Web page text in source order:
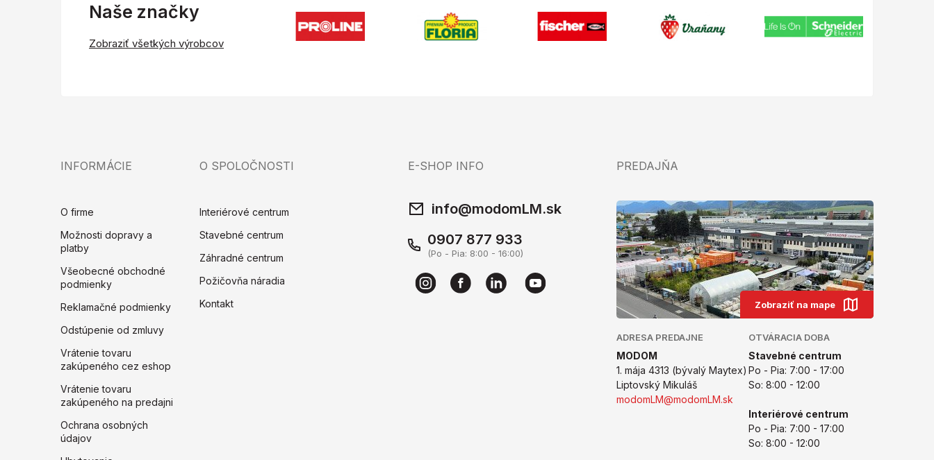
Naše značky
Zobraziť všetkých výrobcov
INFORMÁCIE
O firme
Možnosti dopravy a
platby
Všeobecné obchodné
podmienky
Reklamačné podmienky
Odstúpenie od zmluvy
Vrátenie tovaru
zakúpeného cez eshop
Vrátenie tovaru
zakúpeného na predajni
Ochrana osobných
údajov
O SPOLOČNOSTI
Interiérové centrum
Stavebné centrum
Záhradné centrum
Požičovňa náradia
Kontakt
E-SHOP INFO
info@modomLM.sk
0907 877 933
(Po - Pia: 8:00 - 16:00)
PREDAJŇA
Zobraziť na mape
ADRESA PREDAJNE
MODOM
1. mája 4313 (bývalý Maytex)
Liptovský Mikuláš
modomLM@modomLM.sk
OTVÁRACIA DOBA
Stavebné centrum
Po - Pia: 7:00 - 17:00
So: 8:00 - 12:00
Interiérové centrum
Po - Pia: 7:00 - 17:00
So: 8:00 - 12:00